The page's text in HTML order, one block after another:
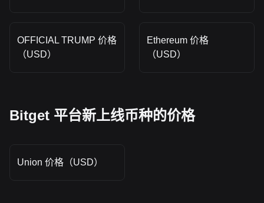
OFFICIAL TRUMP 价格
（USD）
Ethereum 价格
（USD）
Bitget 平台新上线币种的价格
Union 价格（USD）